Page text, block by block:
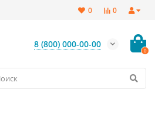
0
0
8 (800) 000-00-00
0